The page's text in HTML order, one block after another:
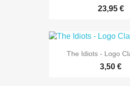
23,95 €
The Idiots - Logo
3,50 €